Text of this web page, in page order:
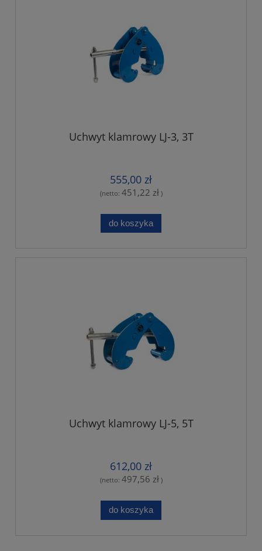
Uchwyt klamrowy LJ-3, 3T
555,00 zł
(netto: 451,22 zł)
do koszyka
Uchwyt klamrowy LJ-5, 5T
612,00 zł
(netto: 497,56 zł)
do koszyka